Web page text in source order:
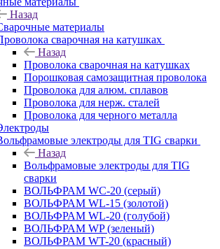
Назад
материалы
сварочная на катушках
Назад
Проволока сварочная на катушках
Порошковая самозащитная проволока
Проволока для алюм. сплавов
Проволока для нерж. сталей
Проволока для черного металла
электроды для TIG сварки
Назад
Вольфрамовые электроды для TIG
сварки
ВОЛЬФРАМ WC-20 (серый)
ВОЛЬФРАМ WL-15 (золотой)
ВОЛЬФРАМ WL-20 (голубой)
ВОЛЬФРАМ WP (зеленый)
ВОЛЬФРАМ WT-20 (красный)